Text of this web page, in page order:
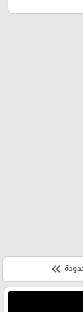
keyboard_double_arrow_left